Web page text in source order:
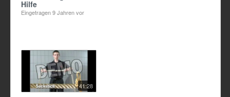
Hilfe
Eingetragen9 Jahren vor
41:28